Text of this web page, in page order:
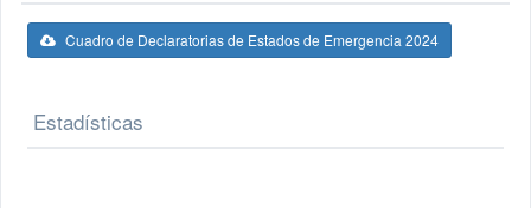
Cuadro de Declaratorias de Estados de Emergencia 2024
Estadísticas